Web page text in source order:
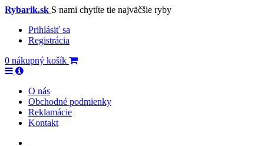
Rybarik.sk S nami chytíte tie najväčšie ryby
Prihlásiť sa
Registrácia
0 nákupný košík
O nás
Obchodné podmienky
Reklamácie
Kontakt